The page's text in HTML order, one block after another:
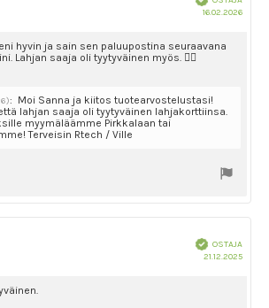
16.02.2026
hyvin ja sain sen paluupostina seuraavana
Lahjan saaja oli tyytyväinen myös. 👌🏼
: Moi Sanna ja kiitos tuotearvostelustasi!
lahjan saaja oli tyytyväinen lahjakorttiinsa.
myymäläämme Pirkkalaan tai
Terveisin Rtech / Ville
OSTAJA
21.12.2025